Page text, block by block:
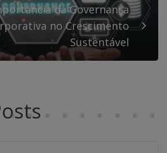
da Governança
no Crescimento
Sustentável